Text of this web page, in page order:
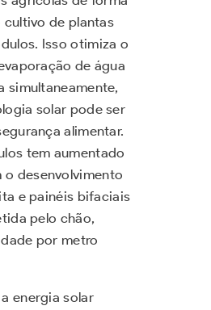
de plantas
Isso otimiza o
de água
simultaneamente,
solar pode ser
alimentar.
tem aumentado
desenvolvimento
e painéis bifaciais
pelo chão,
por metro
energia solar